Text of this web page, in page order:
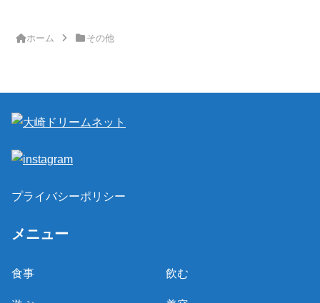
ホーム その他
プライバシーポリシー
メニュー
食事 飲む